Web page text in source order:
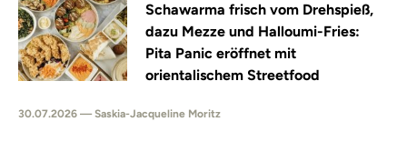
Schawarma frisch vom Drehspieß,
dazu Mezze und Halloumi-Fries:
Pita Panic eröffnet mit
orientalischem Streetfood
30.07.2026 — Saskia-Jacqueline Moritz